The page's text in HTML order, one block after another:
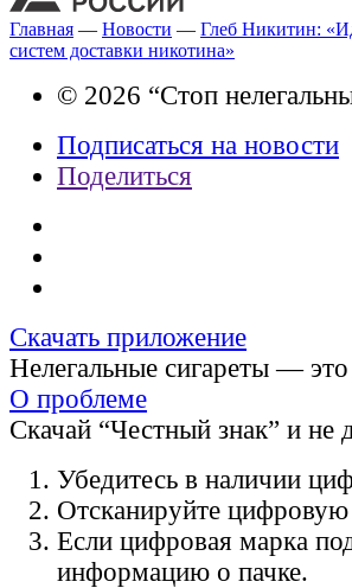
Главная — Новости — Глеб Никитин:
систем доставки никотина»
© 2026 “Стоп
Подписаться на новости
Поделиться
Скачать приложение
Нелегальные сигареты —
О проблеме
Скачай “Честный знак” и не
Убедитесь в наличии
Отсканируйте
Если цифровая марка
информацию о пачке.